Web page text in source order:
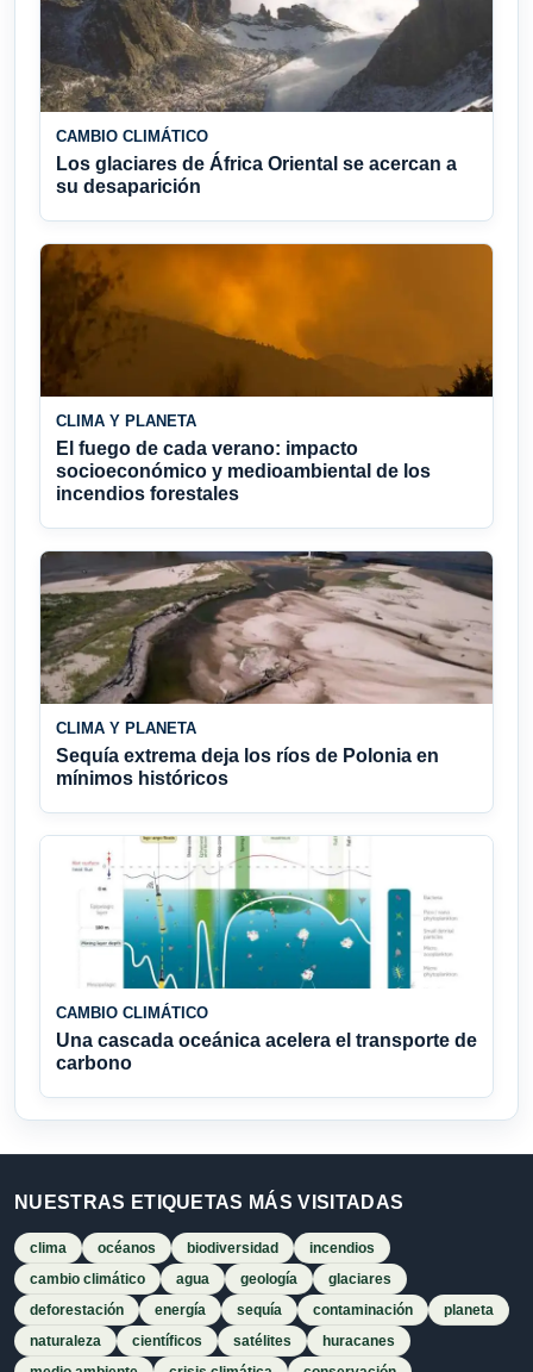
CAMBIO CLIMÁTICO
Los glaciares de África Oriental se acercan a
su desaparición
CLIMA Y PLANETA
El fuego de cada verano: impacto
socioeconómico y medioambiental de los
incendios forestales
CLIMA Y PLANETA
Sequía extrema deja los ríos de Polonia en
mínimos históricos
CAMBIO CLIMÁTICO
Una cascada oceánica acelera el transporte de
carbono
NUESTRAS ETIQUETAS MÁS VISITADAS
clima océanos biodiversidad
incendios
cambio climático
agua geología
glaciares
deforestación
energía sequía contaminación
planeta
naturaleza
científicos satélites
huracanes